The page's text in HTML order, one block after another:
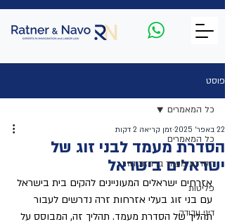
פוסט
כל המאמרים
הסדרת מעמד בן הזוג הזר
פליטות
דיני עבודה
כל המאמרים
הסדרת מעמד לבני זוג של
ישראלים בישראל
22 באפר׳ 2025 זמן קריאה 2 דקות
אזרחים ישראלים המעוניינים להקים בית בישראל
עם בני זוג בעלי אזרחות זרה נדרשים לעבור
תהליך של הסדרת מעמד. תהליך זה, המבוסס על